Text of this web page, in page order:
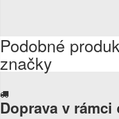
Podobné
značky
Doprava v rámci